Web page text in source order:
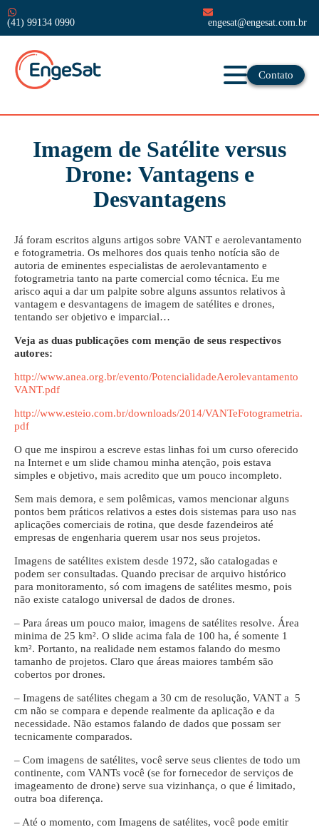
(41) 99134 0990 engesat@engesat.com.br
Contato
Imagem de Satélite versus
Drone: Vantagens e
Desvantagens
Já foram escritos alguns artigos sobre VANT e aerolevantamento
e fotogrametria. Os melhores dos quais tenho notícia são de
autoria de eminentes especialistas de aerolevantamento e
fotogrametria tanto na parte comercial como técnica. Eu me
arisco aqui a dar um palpite sobre alguns assuntos relativos à
vantagem e desvantagens de imagem de satélites e drones,
tentando ser objetivo e imparcial…
Veja as duas publicações com menção de seus respectivos
autores:
http://www.anea.org.br/evento/PotencialidadeAerolevantamento
VANT.pdf
http://www.esteio.com.br/downloads/2014/VANTeFotogrametria.
pdf
O que me inspirou a escreve estas linhas foi um curso oferecido
na Internet e um slide chamou minha atenção, pois estava
simples e objetivo, mais acredito que um pouco incompleto.
Sem mais demora, e sem polêmicas, vamos mencionar alguns
pontos bem práticos relativos a estes dois sistemas para uso nas
aplicações comerciais de rotina, que desde fazendeiros até
empresas de engenharia querem usar nos seus projetos.
Imagens de satélites existem desde 1972, são catalogadas e
podem ser consultadas. Quando precisar de arquivo histórico
para monitoramento, só com imagens de satélites mesmo, pois
não existe catalogo universal de dados de drones.
– Para áreas um pouco maior, imagens de satélites resolve. Área
minima de 25 km². O slide acima fala de 100 ha, é somente 1
km². Portanto, na realidade nem estamos falando do mesmo
tamanho de projetos. Claro que áreas maiores também são
cobertos por drones.
– Imagens de satélites chegam a 30 cm de resolução, VANT a 5
cm não se compara e depende realmente da aplicação e da
necessidade. Não estamos falando de dados que possam ser
tecnicamente comparados.
– Com imagens de satélites, você serve seus clientes de todo um
continente, com VANTs você (se for fornecedor de serviços de
imageamento de drone) serve sua vizinhança, o que é limitado,
outra boa diferença.
– Até o momento, com Imagens de satélites, você pode emitir